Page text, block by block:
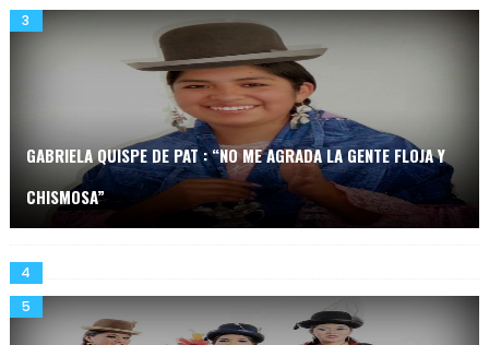
GABRIELA QUISPE DE PAT : “NO ME AGRADA LA GENTE FLOJA Y
CHISMOSA”
ARRANCA LA ELECCIÓN DE CHOLITAS PACEÑAS